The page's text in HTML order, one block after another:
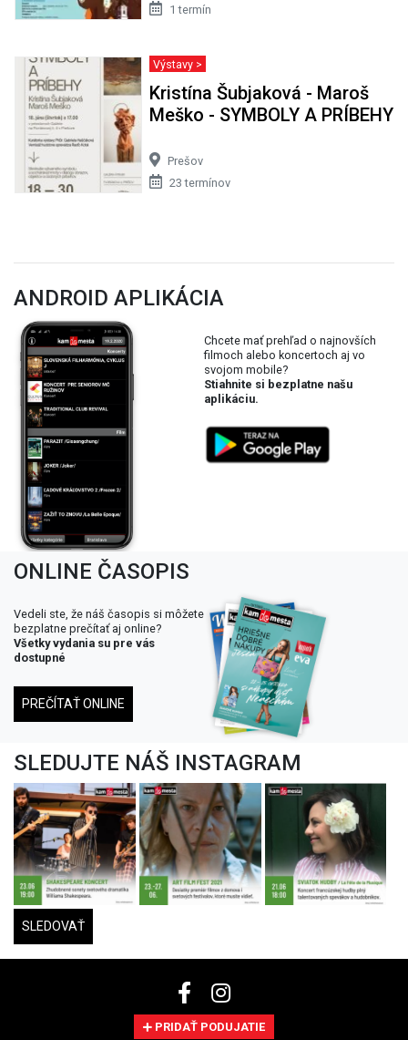
1 termín
Výstavy >
Kristína Šubjaková - Maroš
Meško - SYMBOLY A PRÍBEHY
Prešov
23 termínov
ANDROID APLIKÁCIA
Chcete mať prehľad o najnovších
filmoch alebo koncertoch aj vo
svojom mobile?
Stiahnite si bezplatne našu
aplikáciu.
ONLINE ČASOPIS
Vedeli ste, že náš časopis si môžete
bezplatne prečítať aj online?
Všetky vydania su pre vás
dostupné
PREČÍTAŤ ONLINE
SLEDUJTE NÁŠ INSTAGRAM
SLEDOVAŤ
PRIDAŤ PODUJATIE